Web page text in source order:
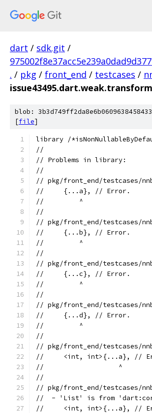
dart / sdk.git /
. / pkg / front_end / testcases /
blob:
[file]
library /
//
// Problems in library:
//
// pkg/front_end/testcases/
//     {...a}, // Error.
//         ^
//
// pkg/front_end/testcases/
//     {...b}, // Error.
//         ^
//
// pkg/front_end/testcases/
//     {...c}, // Error.
//         ^
//
// pkg/front_end/testcases/
//     {...d}, // Error.
//         ^
//
// pkg/front_end/testcases/
//     <int, int>{...a}, //
//                   ^
//
// pkg/front_end/testcases/
//  - 'List' is from
//     <int, int>{...a}, //